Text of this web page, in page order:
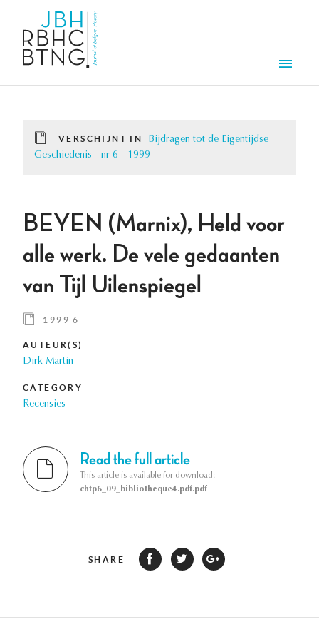
VERSCHIJNT IN
Bijdragen tot de Eigentijdse
Geschiedenis - nr 6 - 1999
BEYEN (Marnix), Held voor
alle werk. De vele gedaanten
van Tijl Uilenspiegel
1999 6
AUTEUR(S)
Dirk Martin
CATEGORY
Recensies
Read the full article
This article is available for download:
chtp6_09_bibliotheque4.pdf.pdf
SHARE